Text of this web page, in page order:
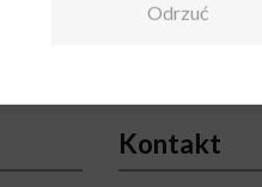
Kontakt
Odrzuć